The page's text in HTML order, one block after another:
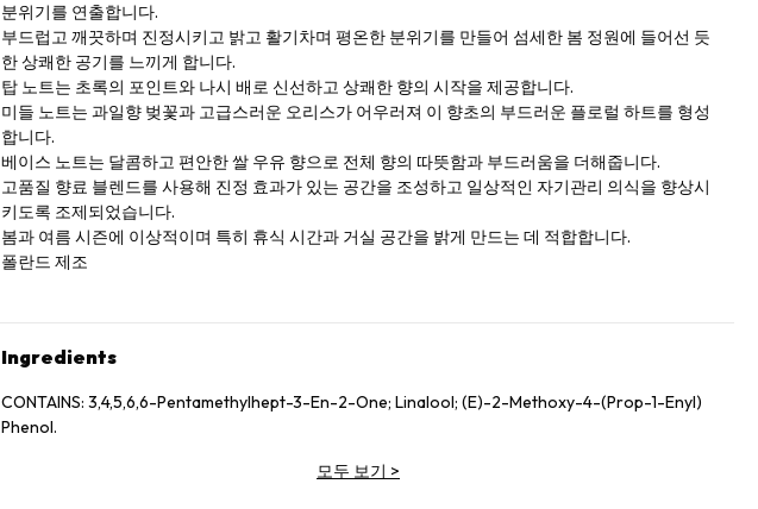
분위기를 연출합니다.
부드럽고 깨끗하며 진정시키고 밝고 활기차며 평온한 분위기를 만들어 섬세한 봄 정원에 들어선 듯
한 상쾌한 공기를 느끼게 합니다.
탑 노트는 초록의 포인트와 나시 배로 신선하고 상쾌한 향의 시작을 제공합니다.
미들 노트는 과일향 벚꽃과 고급스러운 오리스가 어우러져 이 향초의 부드러운 플로럴 하트를 형성
합니다.
베이스 노트는 달콤하고 편안한 쌀 우유 향으로 전체 향의 따뜻함과 부드러움을 더해줍니다.
고품질 향료 블렌드를 사용해 진정 효과가 있는 공간을 조성하고 일상적인 자기관리 의식을 향상시
키도록 조제되었습니다.
봄과 여름 시즌에 이상적이며 특히 휴식 시간과 거실 공간을 밝게 만드는 데 적합합니다.
폴란드 제조
Ingredients
CONTAINS: 3,4,5,6,6-Pentamethylhept-3-En-2-One; Linalool; (E)-2-Methoxy-4-(Prop-1-Enyl)
Phenol.
모두 보기 >